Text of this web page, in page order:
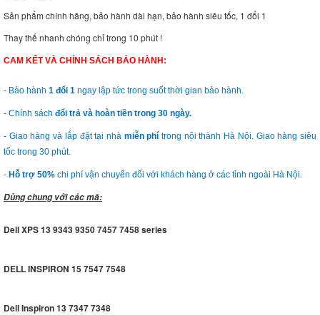
Sản phẩm chính hãng, bảo hành dài hạn, bảo hành siêu tốc, 1 đổi 1
Thay thế nhanh chóng chỉ trong 10 phút !
CAM KẾT VÀ CHÍNH SÁCH BẢO HÀNH:
- Bảo hành 1 đổi 1 ngay lập tức trong suốt thời gian bảo hành.
- Chính sách đổi trả và hoàn tiền trong 30 ngày.
- Giao hàng và lắp đặt tại nhà miễn phí trong nội thành Hà Nội. Giao hàng siêu
tốc trong 30 phút.
- Hỗ trợ 50% chi phí vận chuyển đối với khách hàng ở các tỉnh ngoài Hà Nội.
Dùng chung với các mã:
Dell XPS 13 9343 9350 7457 7458 series
DELL INSPIRON 15 7547 7548
Dell Inspiron 13 7347 7348